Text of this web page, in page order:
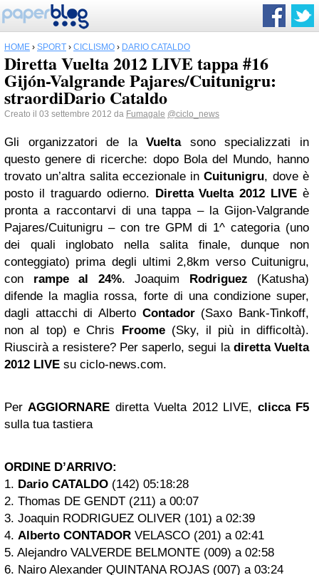
HOME › SPORT › CICLISMO › DARIO CATALDO
Diretta Vuelta 2012 LIVE tappa #16
Gijón-Valgrande Pajares/Cuitunigru:
straordiDario Cataldo
Creato il 03 settembre 2012 da Fumagale @ciclo_news
Gli organizzatori de laVueltasono specializzati in
questo genere di ricerche: dopo Bola del Mundo, hanno
trovato un’altra salita eccezionale inCuitunigru, dove è
posto il traguardo odierno. Diretta Vuelta 2012 LIVE è
pronta a raccontarvi di una tappa – la Gijon-Valgrande
Pajares/Cuitunigru – con tre GPM di 1^ categoria (uno
dei quali inglobato nella salita finale, dunque non
conteggiato) prima degli ultimi 2,8km verso Cuitunigru,
con rampe al 24%. Joaquim Rodriguez (Katusha)
difende la maglia rossa, forte di una condizione super,
dagli attacchi di Alberto Contador(Saxo Bank-Tinkoff,
non al top) e Chris Froome(Sky, il più in difficoltà).
Riuscirà a resistere? Per saperlo, segui la diretta Vuelta
2012 LIVE su ciclo-news.com.
PerAGGIORNARE diretta Vuelta 2012 LIVE, clicca F5
sulla tua tastiera
ORDINE D’ARRIVO:
1. Dario CATALDO (142) 05:18:28
2. Thomas DE GENDT (211) a 00:07
3. Joaquin RODRIGUEZ OLIVER (101) a 02:39
4. Alberto CONTADOR VELASCO (201) a 02:41
5. Alejandro VALVERDE BELMONTE (009) a 02:58
6. Nairo Alexander QUINTANA ROJAS (007) a 03:24